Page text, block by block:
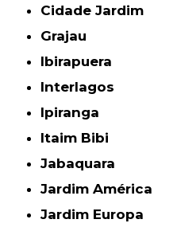
Cidade Jardim
Grajau
Ibirapuera
Interlagos
Ipiranga
Itaim Bibi
Jabaquara
Jardim América
Jardim Europa